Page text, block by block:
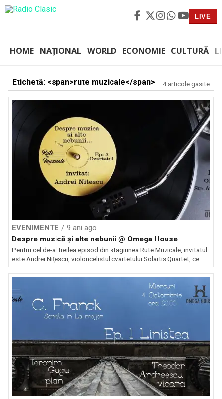
LIVE
HOME NAȚIONAL WORLD ECONOMIE CULTURĂ
Etichetă: <span>rute muzicale</span> 4 articole gasite
EVENIMENTE
9 ani ago
Despre muzică și alte nebunii @ Omega House
Pentru cel de-al treilea episod din stagiunea Rute Muzicale, invitatul
este Andrei Nițescu, violoncelistul cvartetului Solartis Quartet, ce...